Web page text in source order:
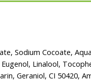
Sodium Cocoate,
Linalool,
Geraniol, CI 50420,